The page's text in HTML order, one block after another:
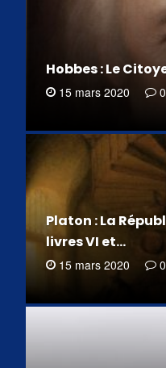
Hobbes : Le
15 mars 2020 0
Platon : La
livres VI et…
15 mars 2020 0